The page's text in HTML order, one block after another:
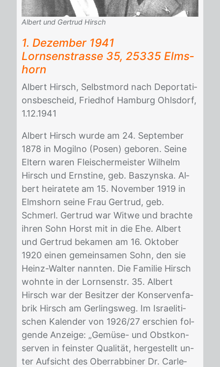
Albert und Gertrud Hirsch
1. De­zem­ber 1941
Lorn­sen­stras­se 35, 25335 Elms­
horn
Al­bert Hirsch, Selbst­mord nach De­por­ta­ti­
ons­be­scheid, Fried­hof Ham­burg Ohls­dorf,
1.12.1941
Al­bert Hirsch wur­de am 24. Sep­tem­ber
1878 in Mo­gil­no (Po­sen) ge­bo­ren. Sei­ne
El­tern wa­ren Flei­scher­meis­ter Wil­helm
Hirsch und Ern­sti­ne, geb. Bas­zyns­ka. Al­
bert hei­ra­te­te am 15. No­vem­ber 1919 in
Elms­horn sei­ne Frau Ger­trud, geb.
Schmerl. Ger­trud war Wit­we und brach­te
ih­ren Sohn Horst mit in die Ehe. Al­bert
und Ger­trud be­ka­men am 16. Ok­to­ber
1920 ei­nen ge­mein­sa­men Sohn, den sie
Heinz-Wal­ter nann­ten. Die Fa­mi­lie Hirsch
wohn­te in der Lorn­sen­str. 35. Al­bert
Hirsch war der Be­sit­zer der Kon­ser­ven­fa­
brik Hirsch am Ger­lings­weg. Im Is­rae­li­ti­
schen Ka­len­der von 1926/​27 er­schien fol­
gen­de An­zei­ge: „Ge­mü­se- und Obst­kon­
ser­ven in feins­ter Qua­li­tät, her­ge­stellt un­
ter Auf­sicht des Ober­rab­bi­ner Dr. Car­le­